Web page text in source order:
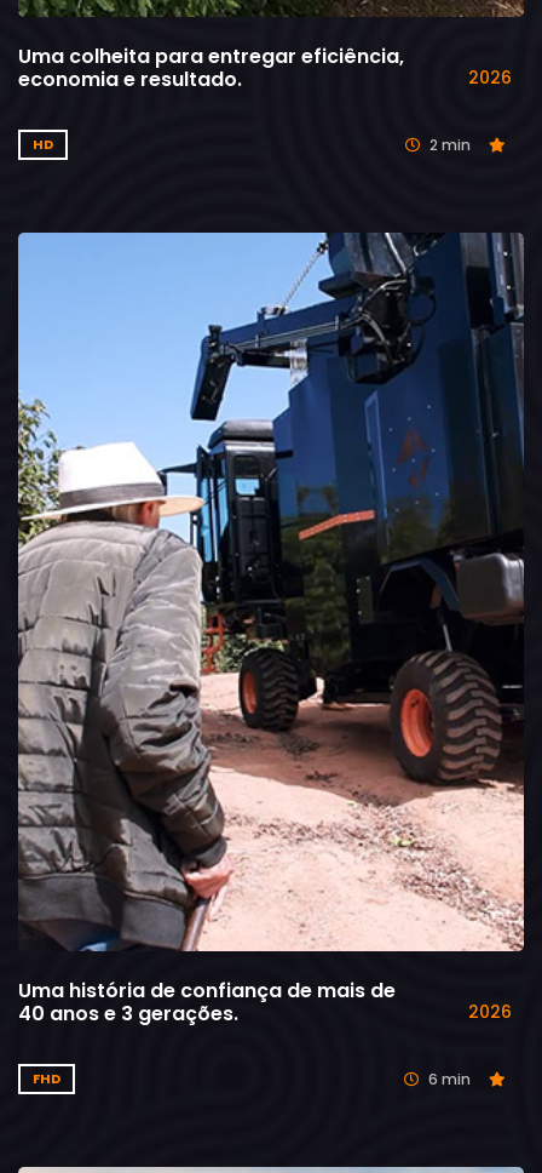
Uma colheita para entregar eficiência,
economia e resultado.
2026
HD 2 min
Uma história de confiança de mais de
40 anos e 3 gerações.
2026
FHD 6 min